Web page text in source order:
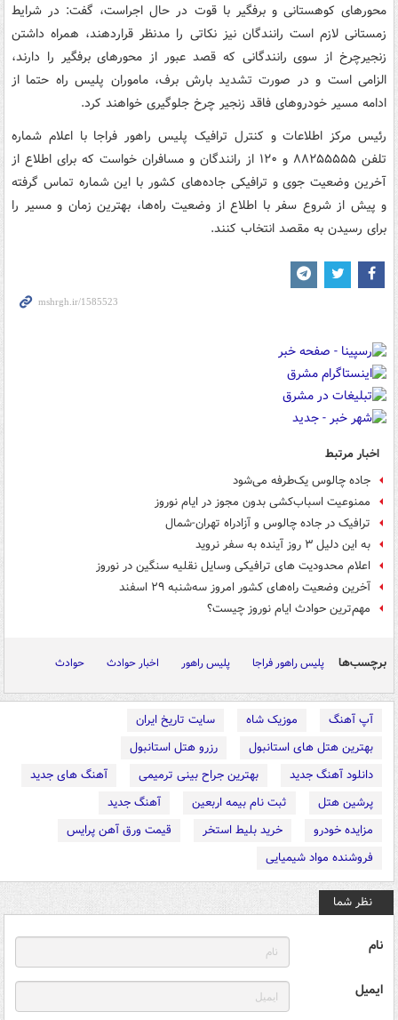
محورهای کوهستانی و برفگیر با قوت در حال اجراست، گفت: در شرایط
زمستانی لازم است رانندگان نیز نکاتی را مدنظر قراردهند، همراه داشتن
زنجیرچرخ از سوی رانندگانی که قصد عبور از محورهای برفگیر را دارند،
الزامی است و در صورت تشدید بارش برف، ماموران پلیس راه حتما از
ادامه مسیر خودروهای فاقد زنجیر چرخ جلوگیری خواهند کرد.
رئیس مرکز اطلاعات و کنترل ترافیک پلیس راهور فراجا با اعلام شماره
تلفن ۸۸۲۵۵۵۵۵ و ۱۲۰ از رانندگان و مسافران خواست که برای اطلاع از
آخرین وضعیت جوی و ترافیکی جاده‌های کشور با این شماره تماس گرفته
و پیش از شروع سفر با اطلاع از وضعیت راه‌ها، بهترین زمان و مسیر را
برای رسیدن به مقصد انتخاب کنند.
اخبار مرتبط
جاده چالوس یک‌طرفه می‌‎شود
ممنوعیت اسباب‌کشی بدون مجوز در ایام نوروز
ترافیک در جاده چالوس و آزادراه تهران-شمال
به این دلیل ۳ روز آینده به سفر نروید
اعلام محدودیت های ترافیکی وسایل نقلیه سنگین در نوروز
آخرین وضعیت راه‌های کشور امروز سه‌شنبه ۲۹ اسفند
مهم‌ترین حوادث ایام نوروز چیست؟
برچسب‌ها پلیس راهور فراجا پلیس راهور اخبار حوادث حوادث
آپ آهنگ موزیک شاه
سایت تاریخ ایران
بهترین هتل های استانبول
رزرو هتل استانبول
دانلود آهنگ جدید
بهترین جراح بینی ترمیمی
آهنگ های جدید
پرشین هتل
ثبت نام بیمه اربعین
آهنگ جدید
مزایده خودرو
خرید بلیط استخر
قیمت ورق آهن پرایس
فروشنده مواد شیمیایی
نظر شما
نام
ایمیل